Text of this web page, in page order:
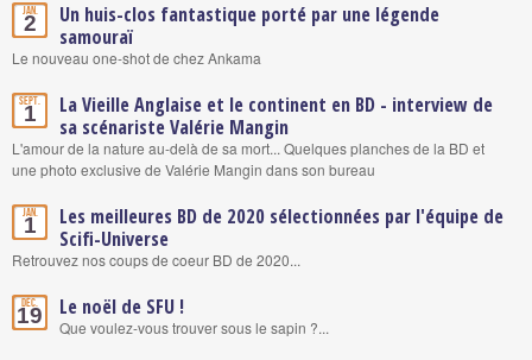
Jan.
2
Un huis-clos fantastique porté par une légende
samouraï
Le nouveau one-shot de chez Ankama
Sept.
1
La Vieille Anglaise et le continent en BD - interview de
sa scénariste Valérie Mangin
L'amour de la nature au-delà de sa mort... Quelques planches de la BD et
une photo exclusive de Valérie Mangin dans son bureau
Jan.
1
Les meilleures BD de 2020 sélectionnées par l'équipe de
Scifi-Universe
Retrouvez nos coups de coeur BD de 2020...
Déc.
19 Le noël de SFU !
Que voulez-vous trouver sous le sapin ?...